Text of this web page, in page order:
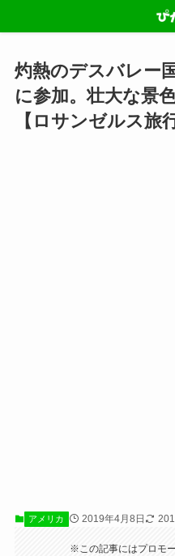
灼熱のデスバレー
に参加。壮大な景
【ロサンゼルス旅
アメリカ 2019年4月8日
※この記事にはプロモ